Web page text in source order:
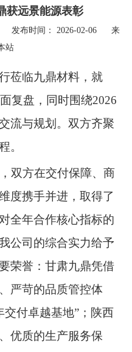
获远景能源表彰
发布时间： 2026-02-06 来
站
莅临九鼎材料，就
复盘，同时围绕2026
流与规划。双方齐聚
。
双方在交付保障、商
度携手并进，取得了
全年合作核心指标的
公司的综合实力给予
荣誉：甘肃九鼎凭借
严苛的品质管控体
交付卓越基地”；陕西
优质的生产服务保